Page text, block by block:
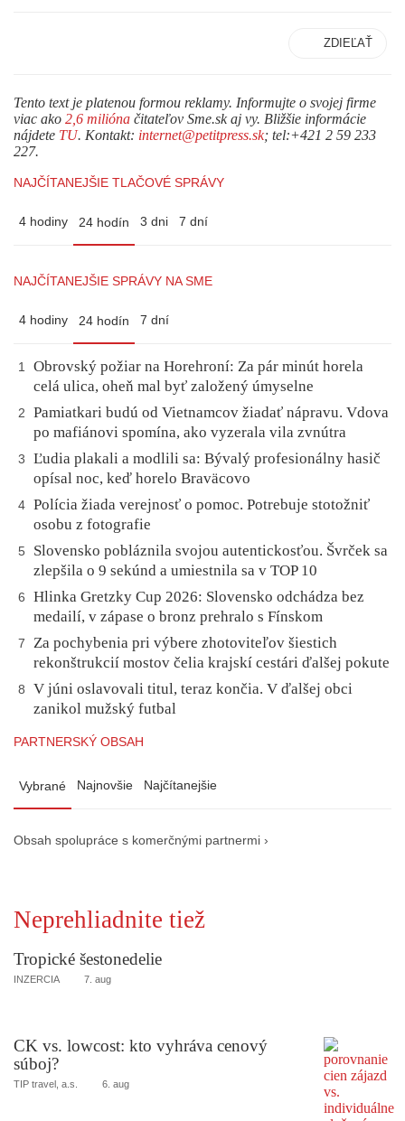
ZDIEĽAŤ
Tento text je platenou formou reklamy. Informujte o svojej firme
viac ako 2,6 milióna čitateľov Sme.sk aj vy. Bližšie informácie
nájdete TU. Kontakt: internet@petitpress.sk; tel:+421 2 59 233
227.
NAJČÍTANEJŠIE TLAČOVÉ SPRÁVY
4 hodiny 24 hodín 3 dni 7 dní
NAJČÍTANEJŠIE SPRÁVY NA SME
4 hodiny 24 hodín 7 dní
1
Obrovský požiar na Horehroní: Za pár minút horela
celá ulica, oheň mal byť založený úmyselne
2
Pamiatkari budú od Vietnamcov žiadať nápravu. Vdova
po mafiánovi spomína, ako vyzerala vila zvnútra
3
Ľudia plakali a modlili sa: Bývalý profesionálny hasič
opísal noc, keď horelo Braväcovo
4 Polícia žiada verejnosť o pomoc. Potrebuje stotožniť
osobu z fotografie
5
Slovensko pobláznila svojou autentickosťou. Švrček sa
zlepšila o 9 sekúnd a umiestnila sa v TOP 10
6
Hlinka Gretzky Cup 2026: Slovensko odchádza bez
medailí, v zápase o bronz prehralo s Fínskom
7
Za pochybenia pri výbere zhotoviteľov šiestich
rekonštrukcií mostov čelia krajskí cestári ďalšej pokute
8
V júni oslavovali titul, teraz končia. V ďalšej obci
zanikol mužský futbal
PARTNERSKÝ OBSAH
Vybrané Najnovšie Najčítanejšie
Obsah spolupráce s komerčnými partnermi ›
Neprehliadnite tiež
Tropické šestonedelie
INZERCIA 7. aug
CK vs. lowcost: kto vyhráva cenový
súboj?
TIP travel, a.s. 6. aug